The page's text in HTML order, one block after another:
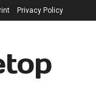
Privacy Policy